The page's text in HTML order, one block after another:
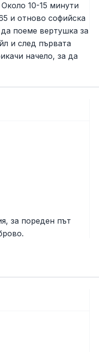
10-15 минути
и отново софийска
поеме вертушка за
и след първата
начело, за да
за пореден път